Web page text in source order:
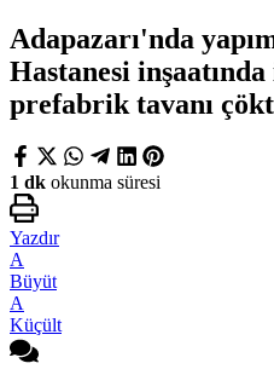
Adapazarı'nda
Hastanesi
prefabrik tavanı
1 dk okunma süresi
Yazdır
A
Büyüt
A
Küçült